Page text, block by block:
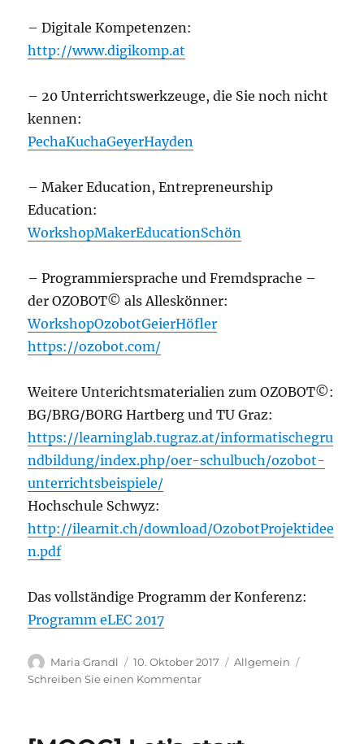
– Digitale Kompetenzen:
http://www.digikomp.at
– 20 Unterrichtswerkzeuge, die Sie noch nicht
kennen:
PechaKuchaGeyerHayden
– Maker Education, Entrepreneurship
Education:
WorkshopMakerEducationSchön
– Programmiersprache und Fremdsprache –
der OZOBOT© als Alleskönner:
WorkshopOzobotGeierHöfler
https://ozobot.com/
Weitere Unterichtsmaterialien zum OZOBOT©:
BG/BRG/BORG Hartberg und TU Graz:
https://learninglab.tugraz.at/informatischegru
ndbildung/index.php/oer-schulbuch/ozobot-
unterrichtsbeispiele/
Hochschule Schwyz:
http://ilearnit.ch/download/OzobotProjektidee
n.pdf
Das vollständige Programm der Konferenz:
Programm eLEC 2017
Autor
Maria Grandl
Veröffentlicht
am
10. Oktober 2017 Kategorien
Allgemein
Schreiben Sie einen Kommentarzu